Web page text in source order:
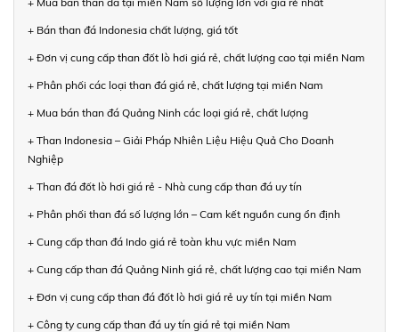
+ Bán than đá Indonesia chất lượng, giá tốt
+ Đơn vị cung cấp than đốt lò hơi giá rẻ, chất lượng cao tại miền Nam
+ Phân phối các loại than đá giá rẻ, chất lượng tại miền Nam
+ Mua bán than đá Quảng Ninh các loại giá rẻ, chất lượng
+ Than Indonesia – Giải Pháp Nhiên Liệu Hiệu Quả Cho Doanh
Nghiệp
+ Than đá đốt lò hơi giá rẻ - Nhà cung cấp than đá uy tín
+ Phân phối than đá số lượng lớn – Cam kết nguồn cung ổn định
+ Cung cấp than đá Indo giá rẻ toàn khu vực miền Nam
+ Cung cấp than đá Quảng Ninh giá rẻ, chất lượng cao tại miền Nam
+ Đơn vị cung cấp than đá đốt lò hơi giá rẻ uy tín tại miền Nam
+ Công ty cung cấp than đá uy tín giá rẻ tại miền Nam